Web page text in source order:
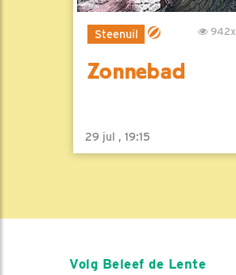
Steenuil 942x
Zonnebad
29 jul , 19:15
Volg Beleef de Lente